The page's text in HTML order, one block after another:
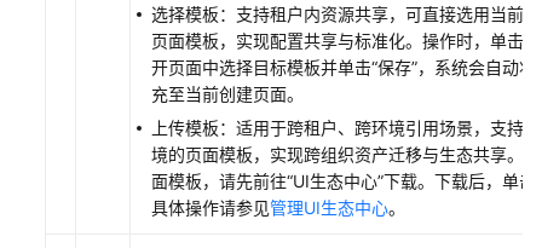
选择模板：支持租户内资源共享，可直接选用当前
页面模板，实现配置共享与标准化。操作时，单击
开页面中选择目标模板并单击“保存”，系统会自动
充至当前创建页面。
上传模板：适用于跨租户、跨环境引用场景，支持
境的页面模板，实现跨组织资产迁移与生态共享。
面模板，请先前往“UI生态中心”下载。下载后，单击
具体操作请参见管理UI生态中心。